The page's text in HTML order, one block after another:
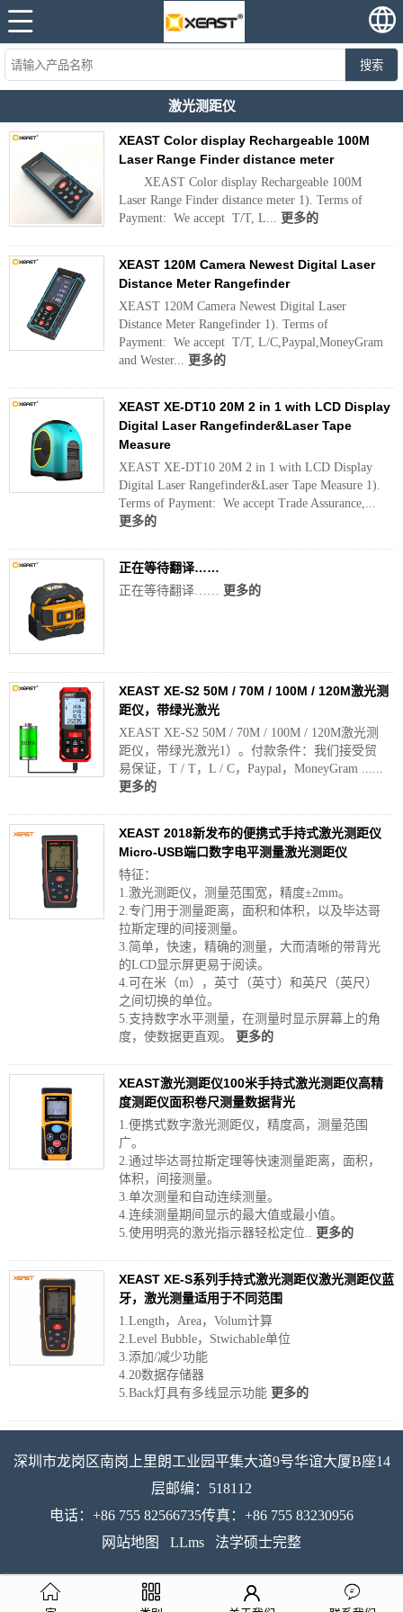
搜索
激光测距仪
XEAST Color display Rechargeable 100M
Laser Range Finder distance meter
XEAST Color display Rechargeable 100M
Laser Range Finder distance meter 1). Terms of
Payment: We accept T/T, L... 更多的
XEAST 120M Camera Newest Digital Laser
Distance Meter Rangefinder
XEAST 120M Camera Newest Digital Laser
Distance Meter Rangefinder 1). Terms of
Payment: We accept T/T, L/C,Paypal,MoneyGram
and Wester... 更多的
XEAST XE-DT10 20M 2 in 1 with LCD Display
Digital Laser Rangefinder&Laser Tape
Measure
XEAST XE-DT10 20M 2 in 1 with LCD Display
Digital Laser Rangefinder&Laser Tape Measure 1).
Terms of Payment: We accept Trade Assurance,...
更多的
正在等待翻译……
正在等待翻译…… 更多的
XEAST XE-S2 50M / 70M / 100M / 120M激光测
距仪，带绿光激光
XEAST XE-S2 50M / 70M / 100M / 120M激光测
距仪，带绿光激光1）。付款条件：我们接受贸
易保证，T / T，L / C，Paypal，MoneyGram ......
更多的
XEAST 2018新发布的便携式手持式激光测距仪
Micro-USB端口数字电平测量激光测距仪
特征：
1.激光测距仪，测量范围宽，精度±2mm。
2.专门用于测量距离，面积和体积，以及毕达哥
拉斯定理的间接测量。
3.简单，快速，精确的测量，大而清晰的带背光
的LCD显示屏更易于阅读。
4.可在米（m），英寸（英寸）和英尺（英尺）
之间切换的单位。
5.支持数字水平测量，在测量时显示屏幕上的角
度，使数据更直观。
更多的
XEAST激光测距仪100米手持式激光测距仪高精
度测距仪面积卷尺测量数据背光
1.便携式数字激光测距仪，精度高，测量范围
广。
2.通过毕达哥拉斯定理等快速测量距离，面积，
体积，间接测量。
3.单次测量和自动连续测量。
4.连续测量期间显示的最大值或最小值。
5.使用明亮的激光指示器轻松定位.. 更多的
XEAST XE-S系列手持式激光测距仪激光测距仪蓝
牙，激光测量适用于不同范围
1.Length，Area，Volum计算
2.Level Bubble，Stwichable单位
3.添加/减少功能
4.20数据存储器
5.Back灯具有多线显示功能 更多的
深圳市龙岗区南岗上里朗工业园平集大道9号华谊大厦B座14
层邮编：518112
电话：+86 755 82566735传真：+86 755 83230956
网站地图
LLms 法学硕士完整